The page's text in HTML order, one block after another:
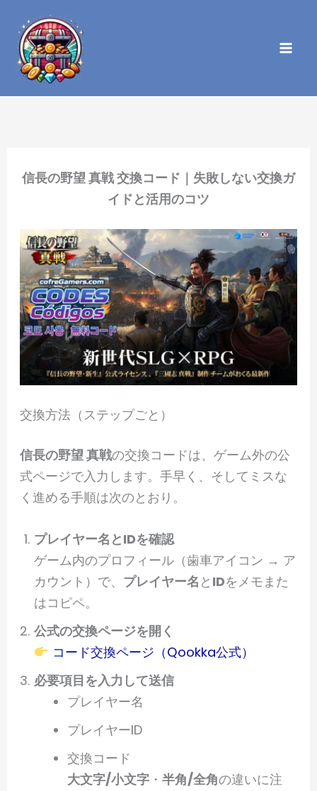
キ
信長の野望 真戦 交換コード｜失敗しない交換ガ
イドと活用のコツ
交換方法（ステップごと）
信長の野望 真戦の交換コードは、ゲーム外の公
式ページで入力します。手早く、そしてミスな
く進める手順は次のとおり。
プレイヤー名とIDを確認
ゲーム内のプロフィール（歯車アイコン → ア
カウント）で、 プレイヤー名 と IDをメモまた
はコピペ。
公式の交換ページを開く
コード交換ページ（Qookka公式）
必要項目を入力して送信
プレイヤー名
プレイヤーID
交換コード
大文字/小文字 ・半角/全角の違いに注